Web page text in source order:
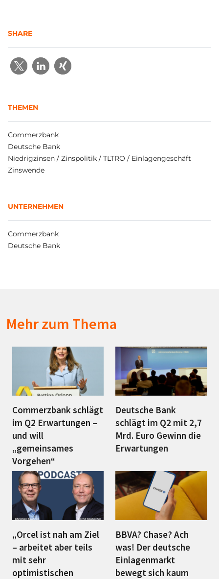
SHARE
THEMEN
Commerzbank
Deutsche Bank
Niedrigzinsen / Zinspolitik / TLTRO / Einlagengeschäft
Zinswende
UNTERNEHMEN
Commerzbank
Deutsche Bank
Mehr zum Thema
Commerzbank schlägt
im Q2 Erwartungen –
und will
„gemeinsames
Vorgehen“
Deutsche Bank
schlägt im Q2 mit 2,7
Mrd. Euro Gewinn die
Erwartungen
„Orcel ist nah am Ziel
– arbeitet aber teils
mit sehr
optimistischen
BBVA? Chase? Ach
was! Der deutsche
Einlagenmarkt
bewegt sich kaum